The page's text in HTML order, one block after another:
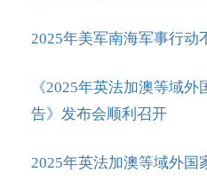
2025年美军南海军事行动
《2025年英法加澳等域
告》发布会顺利召开
2025年英法加澳等域外国